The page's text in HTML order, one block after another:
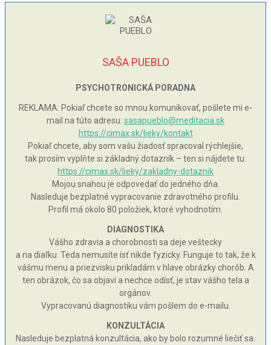
SAŠA PUEBLO
PSYCHOTRONICKÁ PORADNA
REKLAMA: Pokiaľ chcete so mnou komunikovať, pošlete mi e-
mail na túto adresu: sasapueblo@meditacia.sk
https://cimax.sk/lieky/kontakt
Pokiaľ chcete, aby som vašu žiadosť spracoval rýchlejšie,
tak prosím vyplňte si základný dotazník – ten si nájdete tu:
https://cimax.sk/lieky/zakladny-dotaznik
Mojou snahou je odpovedať do jedného dňa.
Nasleduje bezplatné vypracovanie zdravotného profilu.
Profil má okolo 80 položiek, ktoré vyhodnotím.
DIAGNOSTIKA
Vášho zdravia a chorobnosti sa deje veštecky
a na diaľku. Teda nemusíte ísť nikde fyzicky. Funguje to tak, že k
vášmu menu a priezvisku prikladám v hlave obrázky chorôb. A
ten obrázok, čo sa objaví a nechce odísť, je stav vášho tela a
orgánov.
Vypracovanú diagnostiku vám pošlem do e-mailu.
KONZULTÁCIA
Nasleduje bezplatná konzultácia, ako by bolo rozumné liečiť sa.